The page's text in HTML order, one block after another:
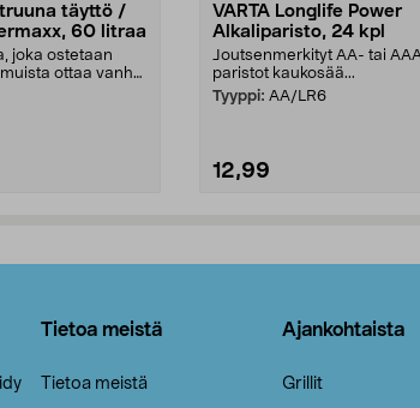
täyttö /
60 litraa
joka ostetaan
ottaa vanha
VARTA Longlife Power
Alkaliparisto, 24 kpl
Joutsenmerkityt AA- tai
paristot kaukosää...
Tyyppi: AA/LR6
12,99
Tietoa meistä
Tietoa meistä
Ajankohtaista
Grillit